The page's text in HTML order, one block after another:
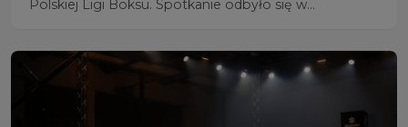
Polskiej Ligi Boksu. Spotkanie odbyło się w